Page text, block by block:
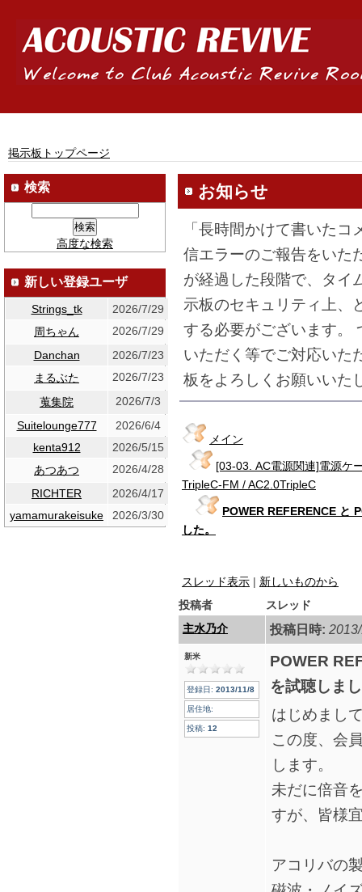
掲示板トップページ
お知らせ
「長時間かけて書いた
信エラーのご報告をいた
が経過した段階で、タイ
示板のセキュリティ上、
する必要がございます。
いただく等でご対応いた
板をよろしくお願いいた
メイン
[03-03. AC電源関連]電源ケ
TripleC-FM / AC2.0TripleC
POWER REFERENCE と
した。
スレッド表示 | 新しいものから
投稿者
スレッド
主水乃介
投稿日時:
新米
登録日: 2013/11/8
居住地:
投稿: 12
POWER
を試聴しま
はじめまし
この度、会
します。
未だに倍音
すが、皆様
アコリバの
検索
高度な検索
新しい登録ユーザ
Strings_tk
2026/7/29
周ちゃん
2026/7/29
Danchan
2026/7/23
まるぶた
2026/7/23
蒐集院
2026/7/3
Suitelounge777
2026/6/4
kenta912
2026/5/15
あつあつ
2026/4/28
RICHTER
2026/4/17
yamamurakeisuke
2026/3/30